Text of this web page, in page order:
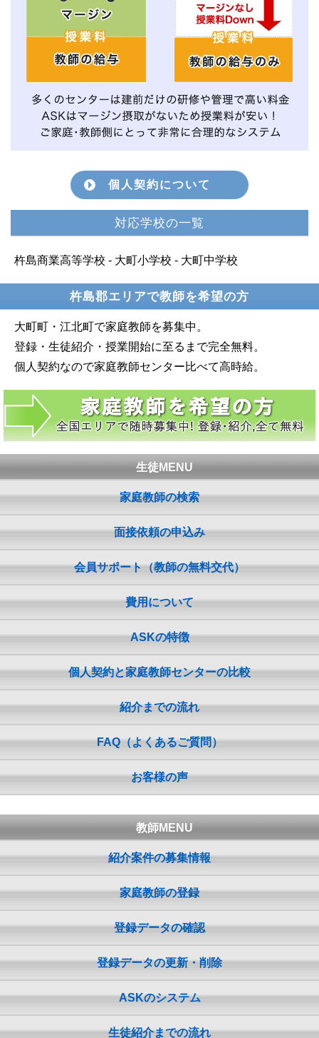
個人契約について
対応学校の一覧
杵島商業高等学校 - 大町小学校 - 大町中学校
杵島郡エリアで教師を希望の方
大町町・江北町で家庭教師を募集中。
登録・生徒紹介・授業開始に至るまで完全無料。
個人契約なので家庭教師センター比べて高時給。
生徒MENU
家庭教師の検索
面接依頼の申込み
会員サポート（教師の無料交代）
費用について
ASKの特徴
個人契約と家庭教師センターの比較
紹介までの流れ
FAQ（よくあるご質問）
お客様の声
教師MENU
紹介案件の募集情報
家庭教師の登録
登録データの確認
登録データの更新・削除
ASKのシステム
生徒紹介までの流れ